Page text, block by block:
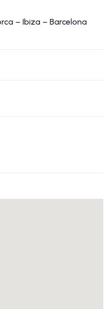
– Ibiza – Barcelona